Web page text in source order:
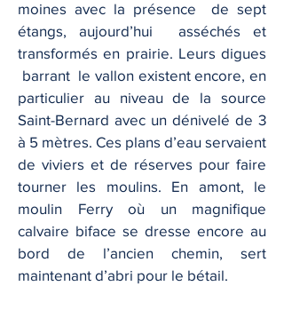
moines avec la présence de sept
étangs, aujourd’hui asséchés et
transformés en prairie. Leurs digues
barrant le vallon existent encore, en
particulier au niveau de la source
Saint-Bernard avec un dénivelé de 3
à 5 mètres. Ces plans d’eau servaient
de viviers et de réserves pour faire
tourner les moulins. En amont, le
moulin Ferry où un magnifique
calvaire biface se dresse encore au
bord de l’ancien chemin, sert
maintenant d’abri pour le bétail.